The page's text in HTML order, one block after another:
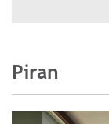
Piran